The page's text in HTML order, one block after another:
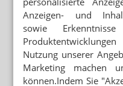
Anzeigen- und
sowie
Nutzung unserer
Marketing machen
können.Indem Sie
ANTRAG ABGELEHNT
Grüne: Apotheken
Mehr aus Ressort
„AUFFÄLLIG HÖHERE